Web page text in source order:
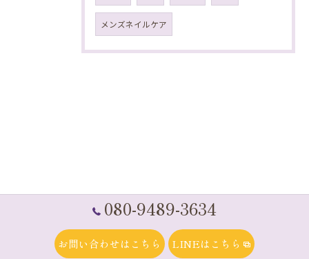
メンズネイルケア
080-9489-3634
お問い合わせはこちら LINEはこちら